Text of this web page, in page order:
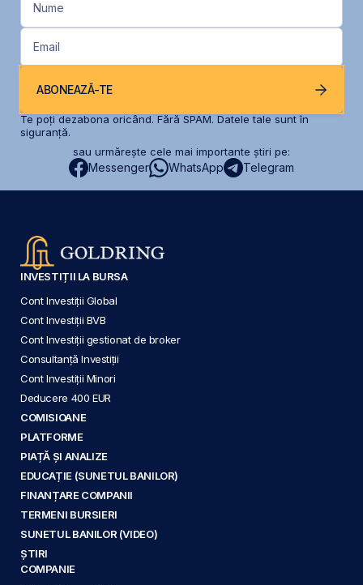
Nume
Email
ABONEAZĂ-TE
Te poți dezabona oricând. Fără SPAM. Datele tale sunt în
siguranță.
sau urmărește cele mai importante știri pe:
Messenger WhatsApp Telegram
INVESTIȚII LA BURSA
Cont Investiții Global
Cont Investiții BVB
Cont Investiții gestionat de broker
Consultanță Investiții
Cont Investiții Minori
Deducere 400 EUR
COMISIOANE
PLATFORME
PIAȚĂ ȘI ANALIZE
EDUCAȚIE (SUNETUL BANILOR)
FINANȚARE COMPANII
TERMENI BURSIERI
SUNETUL BANILOR (VIDEO)
ȘTIRI
COMPANIE